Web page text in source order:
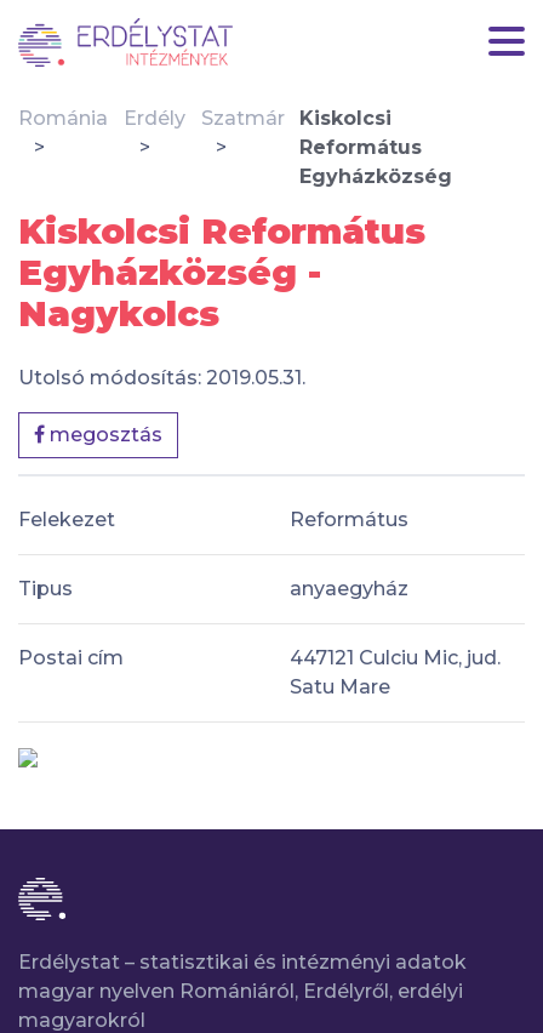
Románia Erdély Szatmár
Kiskolcsi
Református
Egyházközség
Kiskolcsi Református
Egyházközség -
Nagykolcs
Utolsó módosítás: 2019.05.31.
megosztás
Felekezet Református
Tipus anyaegyház
Postai cím
447121 Culciu Mic, jud.
Satu Mare
Erdélystat – statisztikai és intézményi adatok
magyar nyelven Romániáról, Erdélyről, erdélyi
magyarokról